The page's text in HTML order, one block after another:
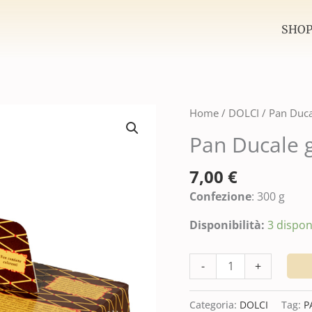
SHOP
Home / DOLCI / Pan
Pan Ducale
7,00 €
Confezione: 300 g
Disponibilità: 3
-
Pan
gr.300
+
Categoria: DOLCI Tag: